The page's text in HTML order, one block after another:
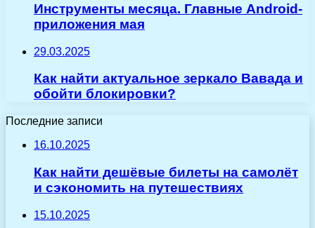
Инструменты месяца. Главные Android-
приложения мая
29.03.2025
Как найти актуальное зеркало Вавада и
обойти блокировки?
Последние записи
16.10.2025
Как найти дешёвые билеты на самолёт
и сэкономить на путешествиях
15.10.2025